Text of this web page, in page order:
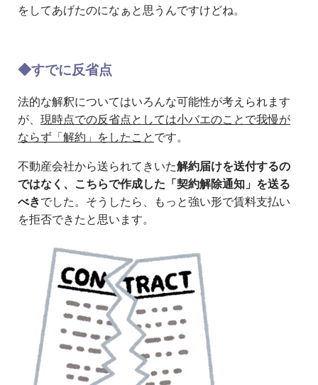
をしてあげたのになぁと思うんですけどね。
◆すでに反省点
法的な解釈についてはいろんな可能性が考えられます
が、 現時点での反省点としては小バエのことで我慢が
ならず「解約」をしたこと です。
不動産会社から送られてきいた解約届けを送付するの
ではなく、こちらで作成した「契約解除通知」を送る
べきでした。そうしたら、もっと強い形で賃料支払い
を拒否できたと思います。